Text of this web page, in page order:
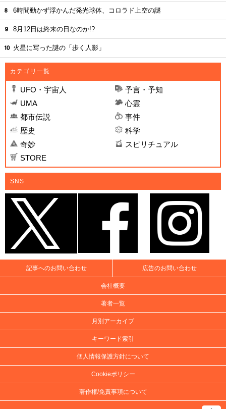
6時間動かず浮かんだ発光球体、コロラド上空の謎
8月12日は終末の日なのか!?
火星に写った謎の「歩く人影」
カテゴリ一覧
UFO・宇宙人
予言・予知
UMA
心霊
都市伝説
事件
歴史
科学
奇妙
スピリチュアル
STORE
SNS
記事へのお問い合わせ 広告のお問い合わせ
会社概要
著者一覧
月別アーカイブ
キーワード索引
個人情報保護方針について
Cookieポリシー
著作権/免責事項について